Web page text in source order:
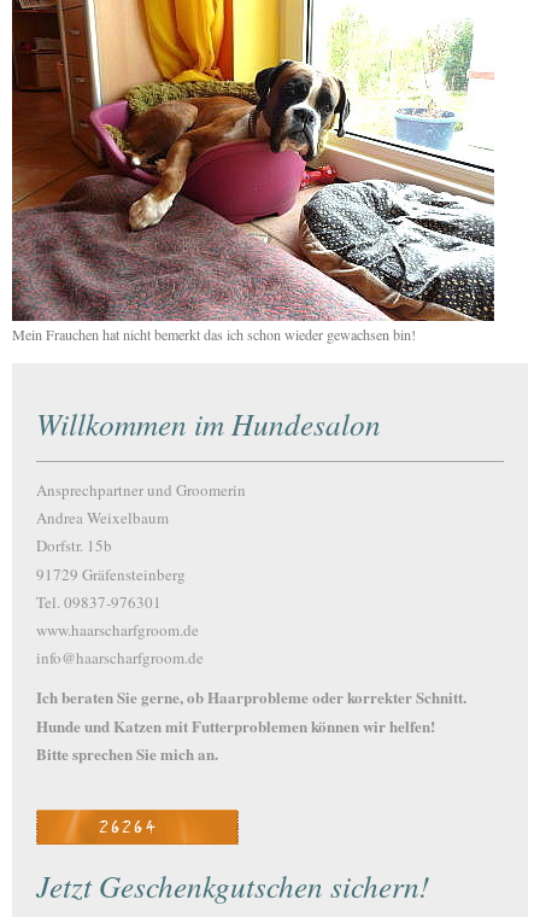
Mein Frauchen hat nicht bemerkt das ich schon wieder gewachsen bin!
Willkommen im Hundesalon
Ansprechpartner und Groomerin
Andrea Weixelbaum
Dorfstr. 15b
91729 Gräfensteinberg
Tel. 09837-976301
www.haarscharfgroom.de
info@haarscharfgroom.de
Ich beraten Sie gerne, ob Haarprobleme oder korrekter Schnitt.
Hunde und Katzen mit Futterproblemen können wir helfen!
Bitte sprechen Sie mich an.
Jetzt Geschenkgutschen sichern!